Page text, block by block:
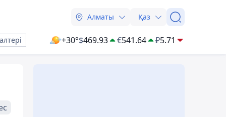
Алматы Қаз
+30°$469.93 €541.64 ₽5.71